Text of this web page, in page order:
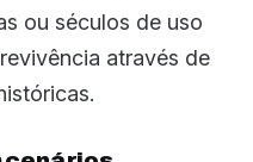
ou séculos de uso
através de